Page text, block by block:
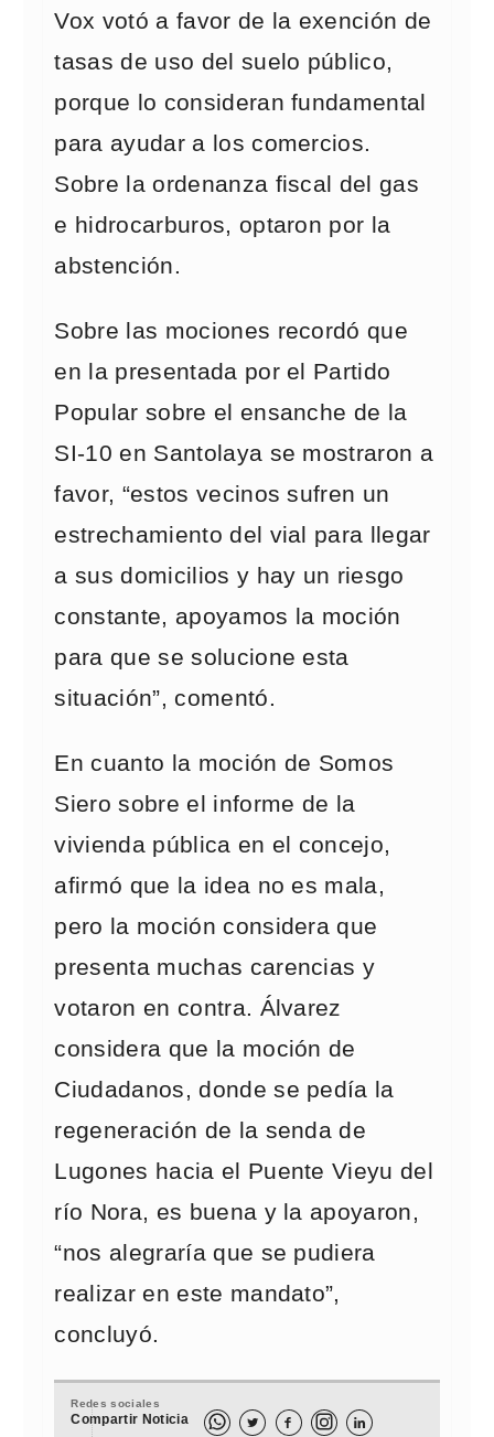
Vox votó a favor de la exención de
tasas de uso del suelo público,
porque lo consideran fundamental
para ayudar a los comercios.
Sobre la ordenanza fiscal del gas
e hidrocarburos, optaron por la
abstención.
Sobre las mociones recordó que
en la presentada por el Partido
Popular sobre el ensanche de la
SI-10 en Santolaya se mostraron a
favor, “estos vecinos sufren un
estrechamiento del vial para llegar
a sus domicilios y hay un riesgo
constante, apoyamos la moción
para que se solucione esta
situación”, comentó.
En cuanto la moción de Somos
Siero sobre el informe de la
vivienda pública en el concejo,
afirmó que la idea no es mala,
pero la moción considera que
presenta muchas carencias y
votaron en contra. Álvarez
considera que la moción de
Ciudadanos, donde se pedía la
regeneración de la senda de
Lugones hacia el Puente Vieyu del
río Nora, es buena y la apoyaron,
“nos alegraría que se pudiera
realizar en este mandato”,
concluyó.
Redes sociales
Compartir Noticia   